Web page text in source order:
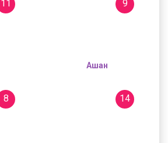
11
Ашан
9
8 14